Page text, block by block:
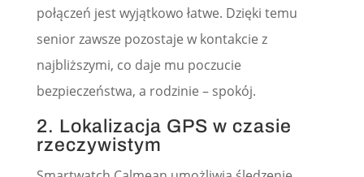
połączeń jest wyjątkowo łatwe. Dzięki temu
senior zawsze pozostaje w kontakcie z
najbliższymi, co daje mu poczucie
bezpieczeństwa, a rodzinie – spokój.
2. Lokalizacja GPS w czasie
rzeczywistym